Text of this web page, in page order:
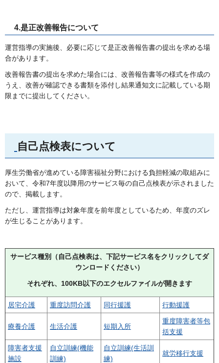
4.是正改善報告について
運営指導の実施後、必要に応じて是正改善報告書の提出を求める場
合があります。
改善報告書の提出を求めた場合には、改善報告書等の様式を作成の
うえ、改善が確認できる書類を添付し結果通知文に記載している期
限までに提出してください。
自己点検表について
厚生労働省が進めている障害福祉分野における負担軽減の取組みに
おいて、令和7年度以降用のサービス毎の自己点検表が示されました
ので、掲載します。
ただし、運営指導は対象年度を前年度としているため、年度のズレ
が生じることがあります。
サービス種別（自己点検表は、下記サービス名をクリックしてダ
ウンロードください）
それぞれ、100KB以下のエクセルファイルが開きます
居宅介護 重度訪問介護 同行援護 行動援護
療養介護 生活介護 短期入所
重度障害者等包
括支援
障害者支援
施設
自立訓練(機能
訓練)
自立訓練(生活訓
練)
就労移行支援